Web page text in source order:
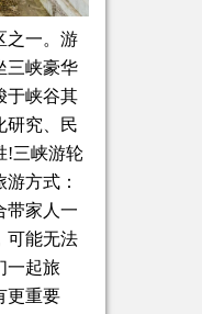
之一。游
三峡豪华
于峡谷其
研究、民
!三峡游轮
方式：
带家人一
可能无法
一起旅
更重要